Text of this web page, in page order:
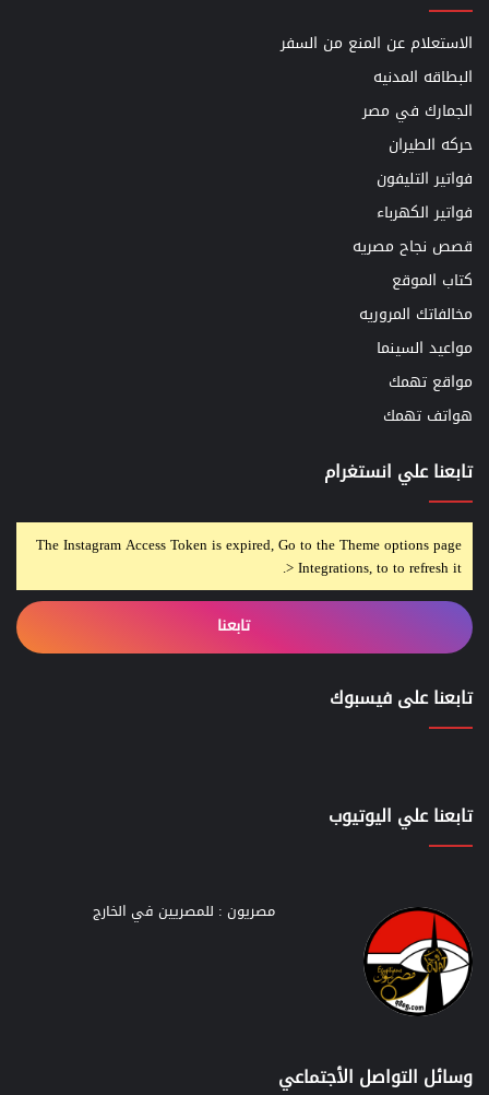
الاستعلام عن المنع من السفر
البطاقه المدنيه
الجمارك في مصر
حركه الطيران
فواتير التليفون
فواتير الكهرباء
قصص نجاح مصريه
كتاب الموقع
مخالفاتك المروريه
مواعيد السينما
مواقع تهمك
هواتف تهمك
تابعنا علي انستغرام
The Instagram Access Token is expired, Go to the Theme options page
> Integrations, to to refresh it.
تابعنا
تابعنا على فيسبوك
تابعنا علي اليوتيوب
مصريون : للمصريين في الخارج
وسائل التواصل الأجتماعي